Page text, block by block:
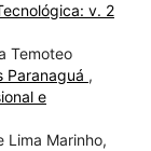
v. 2
Temoteo
Paranaguá ,
e
Lima Marinho,